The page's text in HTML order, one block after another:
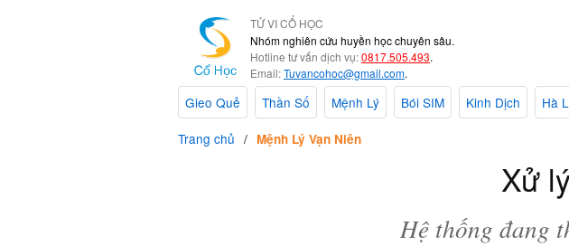
TỬ VI CỔ HỌC
Nhóm nghiên cứu huyền học chuyên sâu.
Hotline tư vấn dịch vụ:0817.505.493.
Email:Tuvancohoc@gmail.com.
Gieo Quẻ Thần Số Mệnh Lý Bói SIM Kinh Dịch Hà
Trang chủ
Mệnh Lý Vạn Niên
Xử
Hệ thống đang